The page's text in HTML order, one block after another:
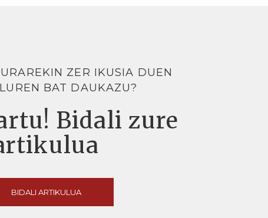
ZER IKUSIA DUEN
BAT DAUKAZU?
Bidali zure
BIDALI ARTIKULUA